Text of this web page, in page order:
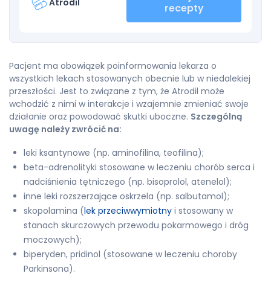
recepty
Pacjent ma obowiązek poinformowania lekarza o
wszystkich lekach stosowanych obecnie lub w niedalekiej
przeszłości. Jest to związane z tym, że Atrodil może
wchodzić z nimi w interakcje i wzajemnie zmieniać swoje
działanie oraz powodować skutki uboczne. Szczególną
uwagę należy zwrócić na:
leki ksantynowe (np. aminofilina, teofilina);
beta-adrenolityki stosowane w leczeniu chorób serca i
nadciśnienia tętniczego (np. bisoprolol, atenelol);
inne leki rozszerzające oskrzela (np. salbutamol);
skopolamina (lek przeciwwymiotny i stosowany w
stanach skurczowych przewodu pokarmowego i dróg
moczowych);
biperyden, pridinol (stosowane w leczeniu choroby
Parkinsona).